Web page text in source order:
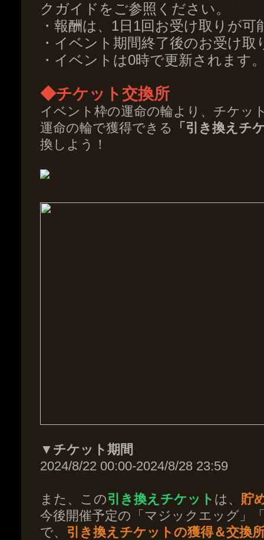
クガイドをご参照ください。
・報酬は、1日1回お受け取りが可
・イベント期間終了後のお受け
・イベントは0時で更新されます
◆チケット交換所
イベント枠の運命の輪より、チケッ
運命の輪で獲得できる
「引き換えチ
換しよう！
▼チケット期間
2024/8/22 00:00-2024/8/28 23:59
また、この引き換えチケット は、 貯
今後開催予定の「マジックエッグ」
で、 引き換えチケットの獲得＆交換